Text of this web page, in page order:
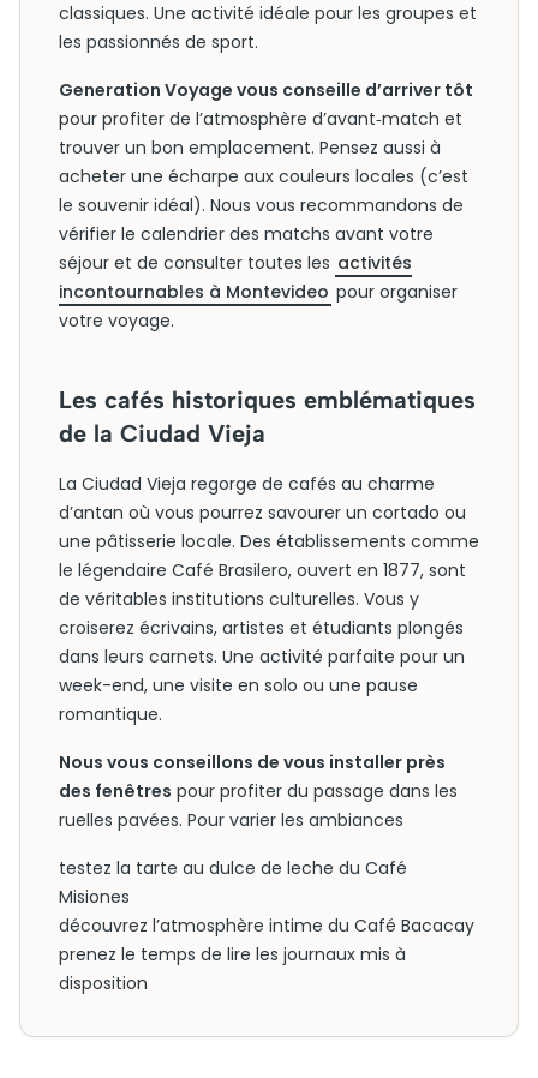
classiques. Une activité idéale pour les groupes et
les passionnés de sport.
Generation Voyage vous conseille d’arriver tôt
pour profiter de l’atmosphère d’avant‑match et
trouver un bon emplacement. Pensez aussi à
acheter une écharpe aux couleurs locales (c’est
le souvenir idéal). Nous vous recommandons de
vérifier le calendrier des matchs avant votre
séjour et de consulter toutes les activités
incontournables à Montevideo pour organiser
votre voyage.
Les cafés historiques emblématiques
de la Ciudad Vieja
La Ciudad Vieja regorge de cafés au charme
d’antan où vous pourrez savourer un cortado ou
une pâtisserie locale. Des établissements comme
le légendaire Café Brasilero, ouvert en 1877, sont
de véritables institutions culturelles. Vous y
croiserez écrivains, artistes et étudiants plongés
dans leurs carnets. Une activité parfaite pour un
week-end, une visite en solo ou une pause
romantique.
Nous vous conseillons de vous installer près
des fenêtres pour profiter du passage dans les
ruelles pavées. Pour varier les ambiances
testez la tarte au dulce de leche du Café
Misiones
découvrez l’atmosphère intime du Café Bacacay
prenez le temps de lire les journaux mis à
disposition